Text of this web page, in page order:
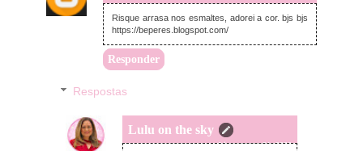
Risque arrasa nos esmaltes, adorei a cor. bjs bjs
https://beperes.blogspot.com/
Responder
Respostas
Lulu on the sky
sexta-feira, agosto 21, 2020